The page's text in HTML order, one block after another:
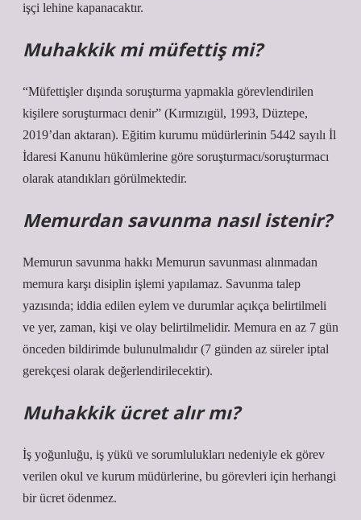
işçi lehine kapanacaktır.
Muhakkik mi müfettiş mi?
“Müfettişler dışında soruşturma yapmakla görevlendirilen
kişilere soruşturmacı denir” (Kırmızıgül, 1993, Düztepe,
2019’dan aktaran). Eğitim kurumu müdürlerinin 5442 sayılı İl
İdaresi Kanunu hükümlerine göre soruşturmacı/soruşturmacı
olarak atandıkları görülmektedir.
Memurdan savunma nasıl istenir?
Memurun savunma hakkı Memurun savunması alınmadan
memura karşı disiplin işlemi yapılamaz. Savunma talep
yazısında; iddia edilen eylem ve durumlar açıkça belirtilmeli
ve yer, zaman, kişi ve olay belirtilmelidir. Memura en az 7 gün
önceden bildirimde bulunulmalıdır (7 günden az süreler iptal
gerekçesi olarak değerlendirilecektir).
Muhakkik ücret alır mı?
İş yoğunluğu, iş yükü ve sorumlulukları nedeniyle ek görev
verilen okul ve kurum müdürlerine, bu görevleri için herhangi
bir ücret ödenmez.